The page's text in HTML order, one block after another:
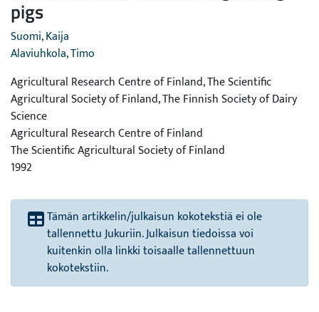
pigs
Suomi, Kaija
Alaviuhkola, Timo
Agricultural Research Centre of Finland, The Scientific
Agricultural Society of Finland, The Finnish Society of Dairy
Science
Agricultural Research Centre of Finland
The Scientific Agricultural Society of Finland
1992
Tämän artikkelin/julkaisun kokotekstiä ei ole
tallennettu Jukuriin. Julkaisun tiedoissa voi
kuitenkin olla linkki toisaalle tallennettuun
kokotekstiin.